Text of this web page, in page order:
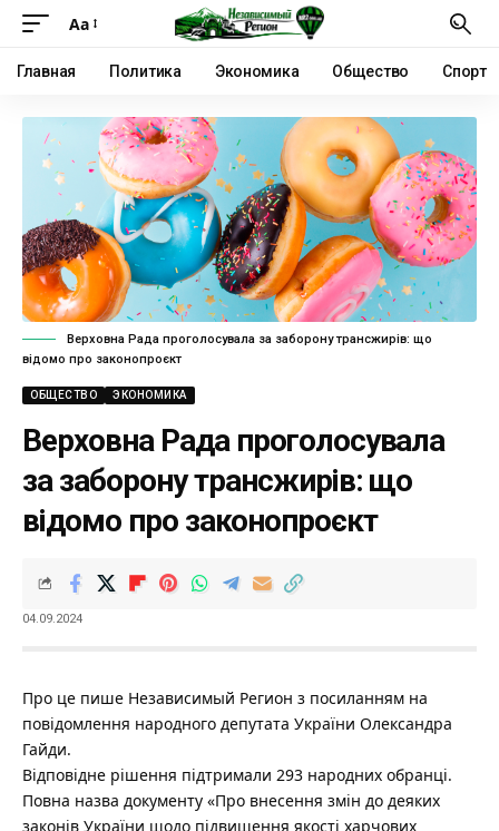
Аа
Главная Политика Экономика Общество Спорт
Верховна Рада проголосувала за заборону трансжирів: що
відомо про законопроєкт
ОБЩЕСТВО ЭКОНОМИКА
Верховна Рада проголосувала
за заборону трансжирів: що
відомо про законопроєкт
04.09.2024
Про це пише Независимый Регион з посиланням на
повідомлення народного депутата України Олександра
Гайди.
Відповідне рішення підтримали 293 народних обранці.
Повна назва документу «Про внесення змін до деяких
законів України щодо підвищення якості харчових